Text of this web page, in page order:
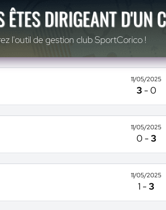
ÊTES DIRIGEANT D'UN
l'outil de gestion club SportCorico !
11/05/2025
3 -0
11/05/2025
0 -3
11/05/2025
1 -3